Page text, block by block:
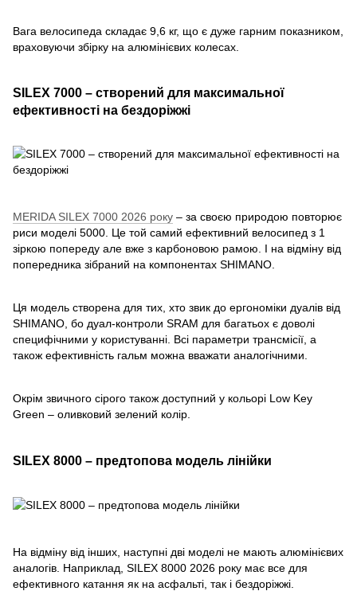
Вага велосипеда складає 9,6 кг, що є дуже гарним показником,
враховуючи збірку на алюмінієвих колесах.
SILEX 7000 – створений для максимальної
ефективності на бездоріжжі
MERIDA SILEX 7000 2026 року – за своєю природою повторює
риси моделі 5000. Це той самий ефективний велосипед з 1
зіркою попереду але вже з карбоновою рамою. І на відміну від
попередника зібраний на компонентах SHIMANO.
Ця модель створена для тих, хто звик до ергономіки дуалів від
SHIMANO, бо дуал-контроли SRAM для багатьох є доволі
специфічними у користуванні. Всі параметри трансмісії, а
також ефективність гальм можна вважати аналогічними.
Окрім звичного сірого також доступний у кольорі Low Key
Green – оливковий зелений колір.
SILEX 8000 – предтопова модель лінійки
На відміну від інших, наступні дві моделі не мають алюмінієвих
аналогів. Наприклад, SILEX 8000 2026 року має все для
ефективного катання як на асфальті, так і бездоріжжі.